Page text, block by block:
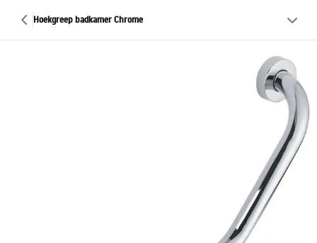
Hoekgreep badkamer Chrome